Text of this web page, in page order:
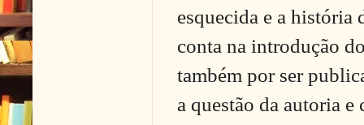
esquecida e a
conta na introdução
também por ser
a questão da autoria